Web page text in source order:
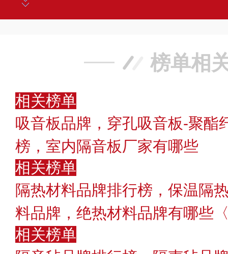
榜单相
相关榜单
吸音板品牌，穿孔吸音板-聚酯
榜，室内隔音板厂家有哪些
相关榜单
隔热材料品牌排行榜，保温隔
料品牌，绝热材料品牌有哪些
相关榜单